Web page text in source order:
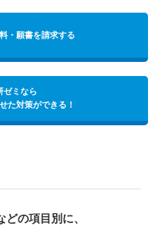
・願書を請求する
ゼミなら
た対策ができる！
どの項目別に、